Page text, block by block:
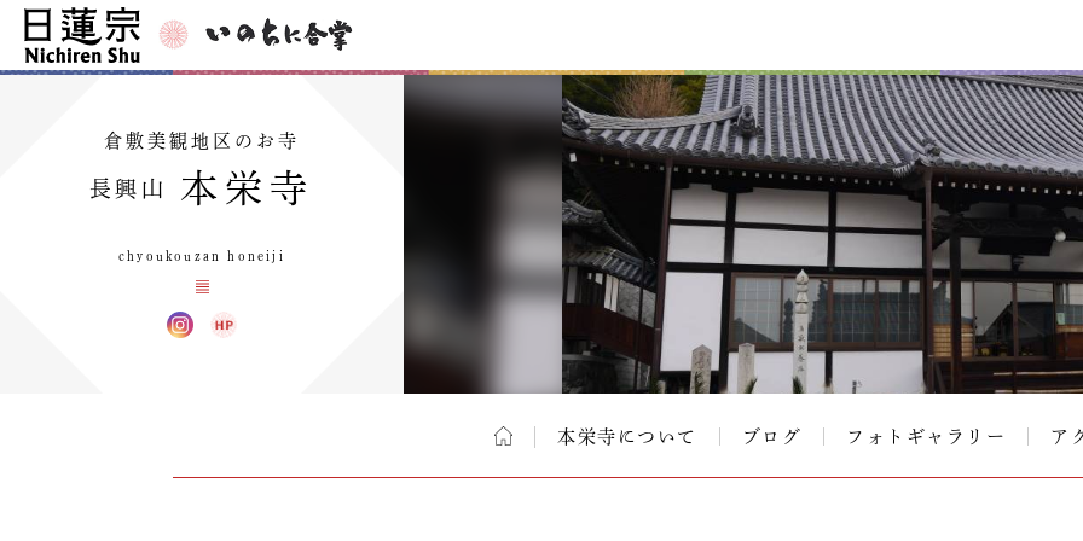
倉敷美観地区のお寺
長興山 本栄寺
chyoukouzan honeiji
本栄寺について ブログ フォトギャラリー ア